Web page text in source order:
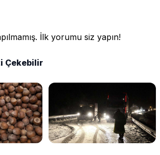
İlk yorumu siz yapın!
Çekebilir